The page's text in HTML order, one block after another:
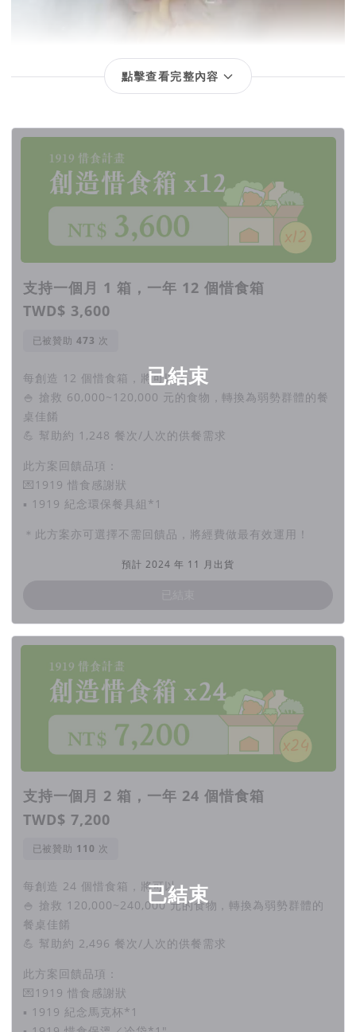
點擊查看完整內容
回饋項目
已結束
支持一個月 1 箱，一年 12 個惜食箱
TWD$ 3,600
已被贊助 次
每創造 12 個惜食箱，將可以：
🍚 搶救 60,000~120,000 元的食物，轉換為弱勢群體的餐
桌佳餚
💪 幫助約 1,248 餐次/人次的供餐需求
此方案回饋品項：
💌1919 惜食感謝狀
▪︎ 1919 紀念環保餐具組*1
＊此方案亦可選擇不需回饋品，將經費做最有效運用！
預計 2024 年 11 月出貨
已結束
支持一個月 2 箱，一年 24 個惜食箱
TWD$ 7,200
已被贊助 次
每創造 24 個惜食箱，將可以：
🍚 搶救 120,000~240,000 元的食物，轉換為弱勢群體的
餐桌佳餚
💪 幫助約 2,496 餐次/人次的供餐需求
此方案回饋品項：
💌1919 惜食感謝狀
▪︎ 1919 紀念馬克杯*1